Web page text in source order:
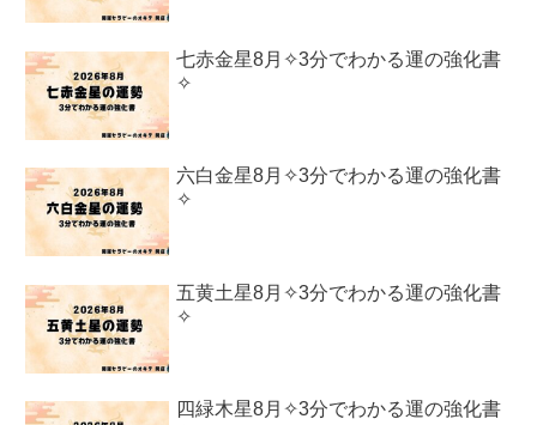
七赤金星8月✧3分でわかる運の強化書
✧
六白金星8月✧3分でわかる運の強化書
✧
五黄土星8月✧3分でわかる運の強化書
✧
四緑木星8月✧3分でわかる運の強化書